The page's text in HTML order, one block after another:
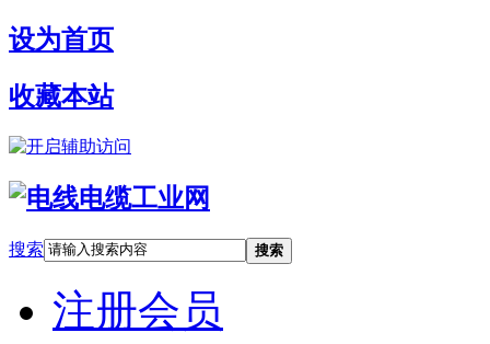
设为首页
收藏本站
开启辅助访问
搜索 搜索
注册会员